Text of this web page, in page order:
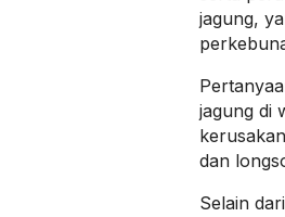
jagung,
jagung di
dan
Selain